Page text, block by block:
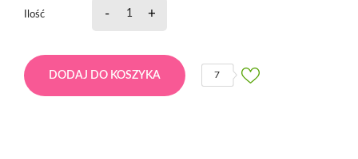
Ilość - +
DODAJ DO KOSZYKA 7